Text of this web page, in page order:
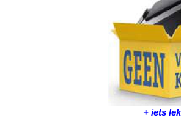
+ iets